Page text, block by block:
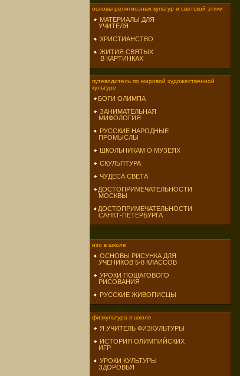
основы религиозных культур и светской этики
МАТЕРИАЛЫ ДЛЯ
УЧИТЕЛЯ
ХРИСТИАНСТВО
ЖИТИЯ СВЯТЫХ
В КАРТИНКАХ
путеводитель по мировой художественной
культуре
БОГИ ОЛИМПА
ЗАНИМАТЕЛЬНАЯ
МИФОЛОГИЯ
РУССКИЕ НАРОДНЫЕ
ПРОМЫСЛЫ
ШКОЛЬНИКАМ О МУЗЕЯХ
СКУЛЬПТУРА
ЧУДЕСА СВЕТА
ДОСТОПРИМЕЧАТЕЛЬНОСТИ
МОСКВЫ
ДОСТОПРИМЕЧАТЕЛЬНОСТИ
САНКТ-ПЕТЕРБУРГА
изо в школе
ОСНОВЫ РИСУНКА ДЛЯ
УЧЕНИКОВ 5-8 КЛАССОВ
УРОКИ ПОШАГОВОГО
РИСОВАНИЯ
РУССКИЕ ЖИВОПИСЦЫ
физкультура в школе
Я УЧИТЕЛЬ ФИЗКУЛЬТУРЫ
ИСТОРИЯ ОЛИМПИЙСКИХ
ИГР
УРОКИ КУЛЬТУРЫ
ЗДОРОВЬЯ